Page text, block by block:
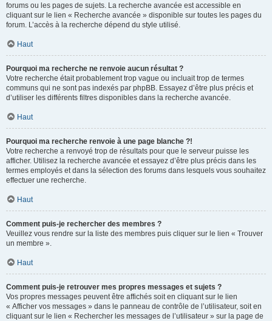
forums ou les pages de sujets. La recherche avancée est accessible en
cliquant sur le lien « Recherche avancée » disponible sur toutes les pages du
forum. L’accès à la recherche dépend du style utilisé.
Haut
Pourquoi ma recherche ne renvoie aucun résultat ?
Votre recherche était probablement trop vague ou incluait trop de termes
communs qui ne sont pas indexés par phpBB. Essayez d’être plus précis et
d’utiliser les différents filtres disponibles dans la recherche avancée.
Haut
Pourquoi ma recherche renvoie à une page blanche ?!
Votre recherche a renvoyé trop de résultats pour que le serveur puisse les
afficher. Utilisez la recherche avancée et essayez d’être plus précis dans les
termes employés et dans la sélection des forums dans lesquels vous souhaitez
effectuer une recherche.
Haut
Comment puis-je rechercher des membres ?
Veuillez vous rendre sur la liste des membres puis cliquer sur le lien « Trouver
un membre ».
Haut
Comment puis-je retrouver mes propres messages et sujets ?
Vos propres messages peuvent être affichés soit en cliquant sur le lien
« Afficher vos messages » dans le panneau de contrôle de l’utilisateur, soit en
cliquant sur le lien « Rechercher les messages de l’utilisateur » sur la page de